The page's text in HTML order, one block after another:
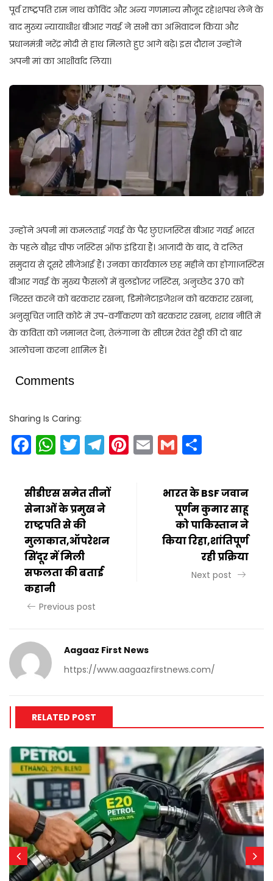
पूर्व राष्ट्रपति राम नाथ कोविंद और अन्य गणमान्य मौजूद रहे।शपथ लेने के
बाद मुख्य न्यायाधीश बीआर गवई ने सभी का अभिवादन किया और
प्रधानमंत्री नरेंद्र मोदी से हाथ मिलाते हुए आगे बढ़े। इस दौरान उन्होंने
अपनी मां का आशीर्वाद लिया।
उन्होंने अपनी मां कमलताई गवई के पैर छुए।जस्टिस बीआर गवई भारत
के पहले बौद्ध चीफ जस्टिस ऑफ इंडिया हैं। आजादी के बाद, वे दलित
समुदाय से दूसरे सीजेआई हैं। उनका कार्यकाल छह महीने का होगा।जस्टिस
बीआर गवई के मुख्य फैसलों में बुलडोजर जस्टिस, अनुच्छेद 370 को
निरस्त करने को बरकरार रखना, डिमोनेटाइजेशन को बरकरार रखना,
अनुसूचित जाति कोटे में उप-वर्गीकरण को बरकरार रखना, शराब नीति में
के कविता को जमानत देना, तेलंगाना के सीएम रेवंत रेड्डी की दो बार
आलोचना करना शामिल हैं।
Comments
Sharing Is Caring:
Facebook
WhatsApp
Twitter
Telegram
Pinterest
EmailGmail
सीडीएस समेत तीनों
सेनाओं के प्रमुख ने
राष्ट्रपति से की
मुलाकात,ऑपरेशन
सिंदूर में मिली
सफलता की बताई
कहानी
Previous post
भारत के BSF जवान
पूर्णम कुमार साहू
को पाकिस्तान ने
किया रिहा,शांतिपूर्ण
रही प्रक्रिया
Next post
Aagaaz First News
https://www.aagaazfirstnews.com/
RELATED POST